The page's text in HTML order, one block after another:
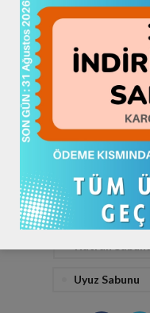
Uyuz Sabunu Nedir
Kaşıntı Için Doğal
Uyuz Sabunu